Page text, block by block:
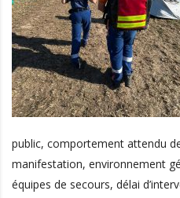
public, comportement attendu
manifestation, environnement
équipes de secours, délai